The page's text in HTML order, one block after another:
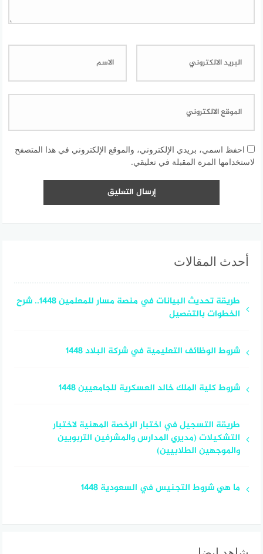
احفظ اسمي، بريدي الإلكتروني، والموقع الإلكتروني في هذا المتصفح
لاستخدامها المرة المقبلة في تعليقي.
أحدث المقالات
طريقة تحديث البيانات في منصة مسار للمعلمين 1448.. شرح
الخطوات بالتفصيل
شروط الوظائف التعليمية في شركة البلاد 1448
شروط كلية الملك خالد العسكرية للجامعيين 1448
طريقة التسجيل في اختبار الرخصة المهنية لاختبار
التشكيلات (مديري المدارس والمشرفين التربويين
والموجهين الطلابيين)
ما هي شروط التجنيس في السعودية 1448